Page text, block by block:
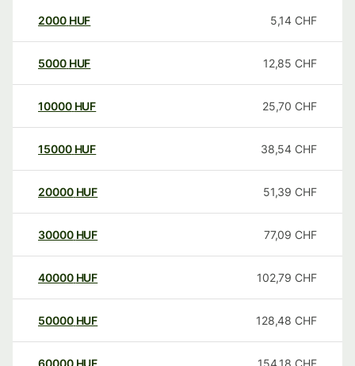
2000 HUF 5,14 CHF
5000 HUF 12,85 CHF
10000 HUF 25,70 CHF
15000 HUF 38,54 CHF
20000 HUF 51,39 CHF
30000 HUF 77,09 CHF
40000 HUF 102,79 CHF
50000 HUF 128,48 CHF